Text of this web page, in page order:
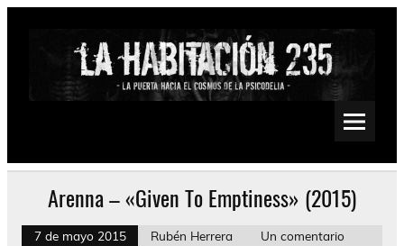
Saltar
Psychedelic, Stoner, Doom, Sludge, Fuzz, Space, Drone
Arenna – «Given To Emptiness» (2015)
7 de mayo 2015 Rubén Herrera Un comentario